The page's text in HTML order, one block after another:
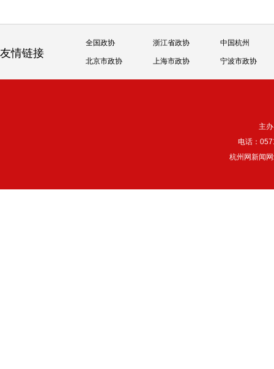
友情链接
全国政协 浙江省政协 中国杭州
北京市政协 上海市政协 宁波市政协
主
电话：
杭州网新闻